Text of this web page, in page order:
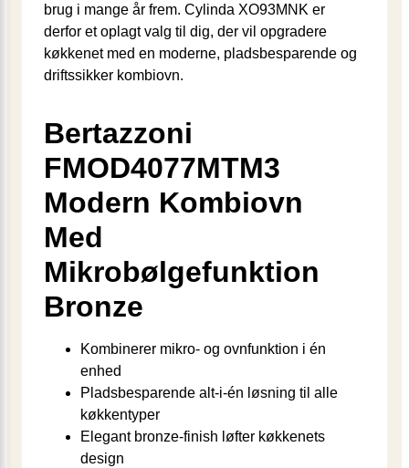
brug i mange år frem. Cylinda XO93MNK er
derfor et oplagt valg til dig, der vil opgradere
køkkenet med en moderne, pladsbesparende og
driftssikker kombiovn.
Bertazzoni
FMOD4077MTM3
Modern Kombiovn
Med
Mikrobølgefunktion
Bronze
Kombinerer mikro- og ovnfunktion i én
enhed
Pladsbesparende alt-i-én løsning til alle
køkkentyper
Elegant bronze-finish løfter køkkenets
design